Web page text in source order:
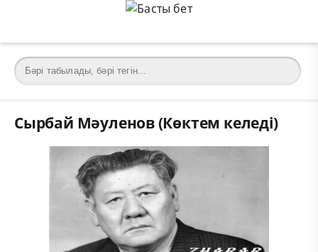
Сырбай Мәуленов (Көктем келеді)